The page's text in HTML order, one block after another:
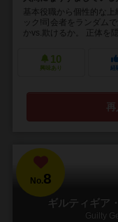
基本役職から個性的な
ック!司会者をランダム
かvs.欺けるか。 正体を
10
興味あり 経
No.8
ギルティギア
Guilty